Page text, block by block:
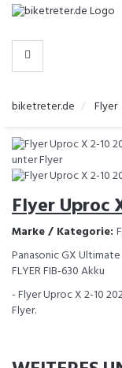
-
HERSTELLER
biketreter.de Flyer
Flyer Uproc
Marke / Kategorie:
Panasonic GX
FLYER FIB-630 Akku
- Flyer Uproc X 2-10
Flyer.